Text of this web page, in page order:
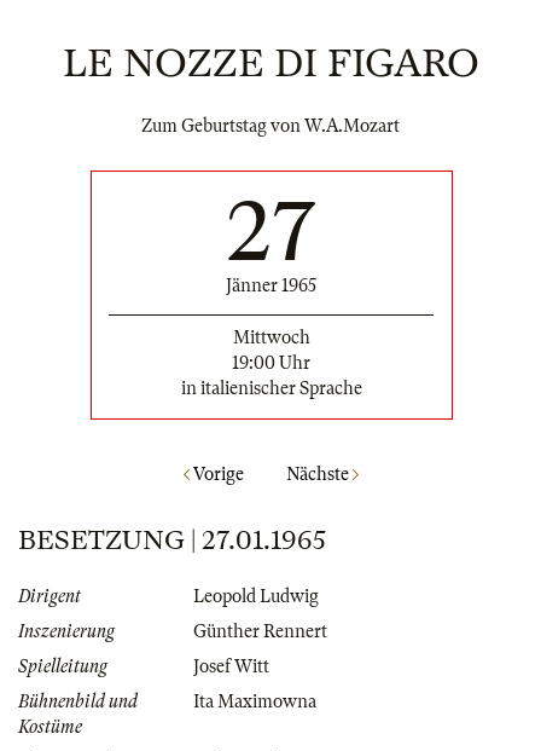
LE NOZZE DI FIGARO
Zum Geburtstag von W.A.Mozart
27
Jänner 1965
Mittwoch
19:00 Uhr
in italienischer Sprache
Vorige Nächste
BESETZUNG | 27.01.1965
Dirigent
Leopold Ludwig
Inszenierung
Günther Rennert
Spielleitung
Josef Witt
Bühnenbild und
Kostüme
Ita Maximowna